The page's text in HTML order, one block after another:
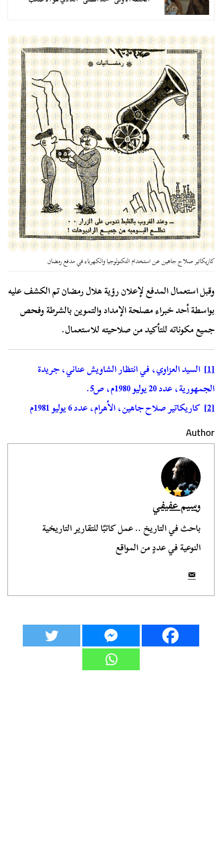
كاريكاتير صلاح جاهين عن استخدام التكنولوجيا والكهرباء في مدفع رمضان
وقبل استعمال المدفع لإعلان رؤية هلال رمضان تم الكشف عليه
بواسطة أحد خبراء مصلحة الإمداد والتموين بالشرطة وفحص
جميع مكوناته للتأكيد من صلاحيته للاستعمال.
[1]
السيد العزاوي، في انتظار الشاويش عناني، جريدة
الجمهورية، عدد 20 يوليو 1980م، ص5.
[2]
كاريكاتير صلاح جاهين، الأهرام، عدد 6 يوليو 1981م
Author
وسيم عفيفي
باحث في التاريخ .. عمل كاتبًا للتقارير التاريخية
النوعية في عددٍ من المواقع